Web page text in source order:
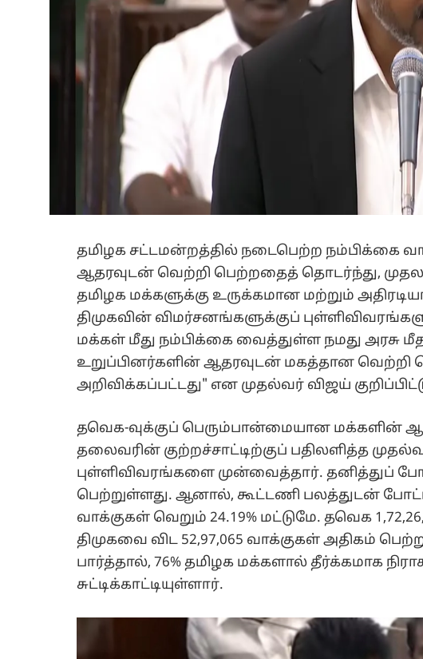
தமிழக சட்டமன்றத்தில் நடைபெற்ற நம்பிக்கை
ஆதரவுடன் வெற்றி பெற்றதைத் தொடர்ந்து,
தமிழக மக்களுக்கு உருக்கமான மற்றும்
திமுகவின் விமர்சனங்களுக்குப்
மக்கள் மீது நம்பிக்கை வைத்துள்ள நமது அரசு
உறுப்பினர்களின் ஆதரவுடன் மகத்தான
அறிவிக்கப்பட்டது" என முதல்வர் விஜய்
தவெக-வுக்குப் பெரும்பான்மையான மக்களின்
தலைவரின் குற்றச்சாட்டிற்குப் பதிலளித்த
புள்ளிவிவரங்களை முன்வைத்தார். தனித்துப்
பெற்றுள்ளது. ஆனால், கூட்டணி பலத்துடன்
வாக்குகள் வெறும் 24.19% மட்டுமே. தவெக
திமுகவை விட 52,97,065 வாக்குகள் அதிகம்
பார்த்தால், 76% தமிழக மக்களால் தீர்க்கமாக
சுட்டிக்காட்டியுள்ளார்.